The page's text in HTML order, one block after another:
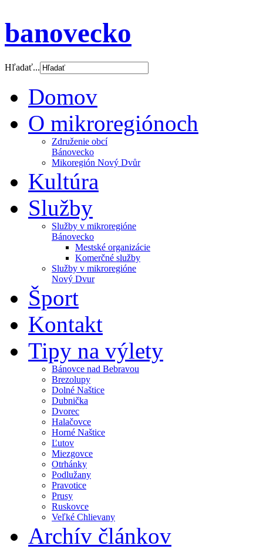
banovecko
Hľadať...
Domov
O mikroregiónoch
Združenie obcí
Bánovecko
Mikoregión Nový Dvůr
Kultúra
Služby
Služby v mikroregióne
Bánovecko
Mestské organizácie
Komerčné služby
Služby v mikroregióne
Nový Dvur
Šport
Kontakt
Tipy na výlety
Bánovce nad Bebravou
Brezolupy
Dolné Naštice
Dubnička
Dvorec
Halačovce
Horné Naštice
Ľutov
Miezgovce
Otrhánky
Podlužany
Pravotice
Prusy
Ruskovce
Veľké Chlievany
Archív článkov